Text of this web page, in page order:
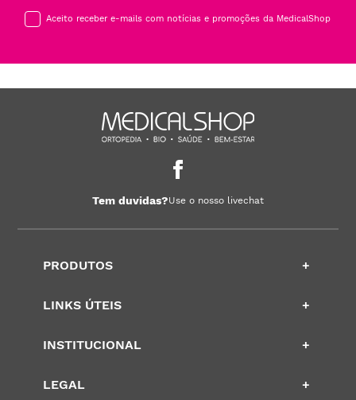
Aceito receber e-mails com notícias e promoções da MedicalShop
Tem duvidas?Use o nosso livechat
PRODUTOS +
LINKS ÚTEIS +
INSTITUCIONAL +
LEGAL
+